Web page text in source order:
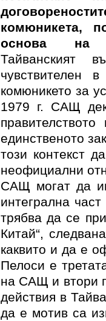
комюникета,
основа на
Тайванският
чувствителен
комюникето за
1979 г. САЩ
единственото
този контекст
неофициални
САЩ могат да
интегрална
трябва да се
Китай“,
каквито и да е
Пелоси е
на САЩ и втори
действия в
да е мотив са